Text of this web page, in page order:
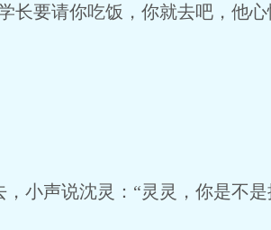
长要请你吃饭，你就去吧，他
小声说沈灵：“灵灵，你是不